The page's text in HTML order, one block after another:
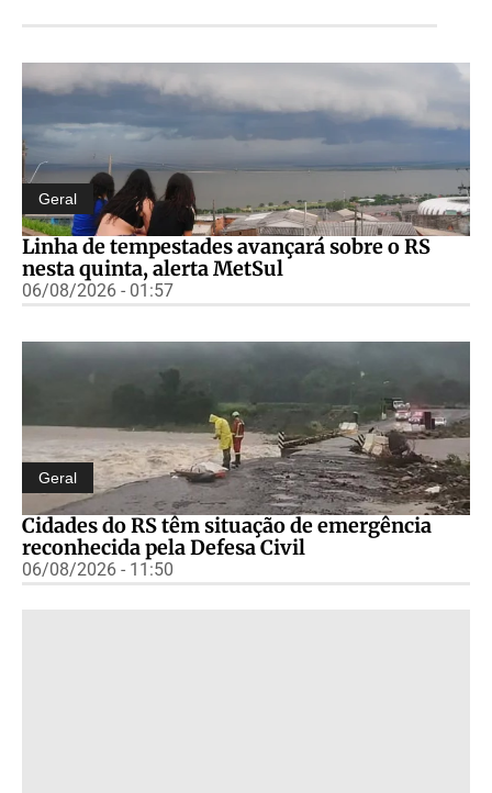
Geral
Linha de tempestades avançará sobre o RS
nesta quinta, alerta MetSul
06/08/2026 - 01:57
Geral
Cidades do RS têm situação de emergência
reconhecida pela Defesa Civil
06/08/2026 - 11:50